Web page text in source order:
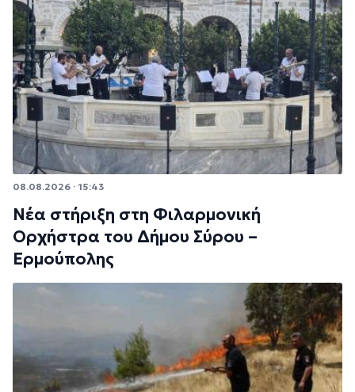
08.08.2026 · 15:43
Νέα στήριξη στη Φιλαρμονική
Ορχήστρα του Δήμου Σύρου –
Ερμούπολης